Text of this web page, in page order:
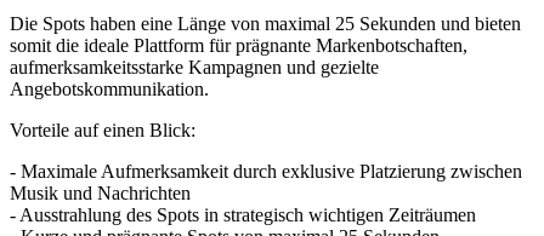
Die Spots haben eine Länge von maximal 25 Sekunden und bieten
somit die ideale Plattform für prägnante Markenbotschaften,
aufmerksamkeitsstarke Kampagnen und gezielte
Angebotskommunikation.
Vorteile auf einen Blick:
- Maximale Aufmerksamkeit durch exklusive Platzierung zwischen
Musik und Nachrichten
- Ausstrahlung des Spots in strategisch wichtigen Zeiträumen